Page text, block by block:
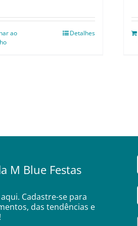
ao
Detalhes
M Blue Festas
Cadastre-se para
das tendências e